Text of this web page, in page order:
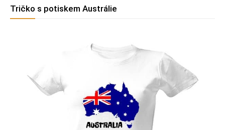
Tričko s potiskem Austrálie